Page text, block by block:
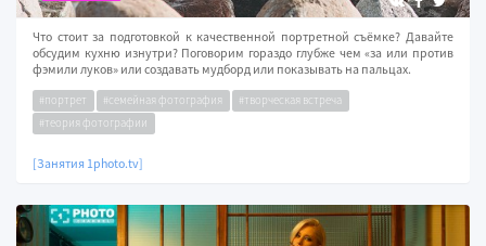
Что стоит за подготовкой к качественной портретной съёмке? Давайте
обсудим кухню изнутри? Поговорим гораздо глубже чем «за или против
фэмили луков» или создавать мудборд или показывать на пальцах.
#портрет #семейная фотография
#творческая встреча
#теория фотографии
[Занятия 1photo.tv]